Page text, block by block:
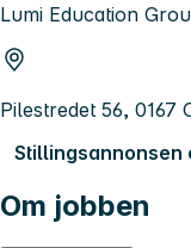
Lumi Education
Pilestredet 56, 0167
Stillingsannonsen
Om jobben